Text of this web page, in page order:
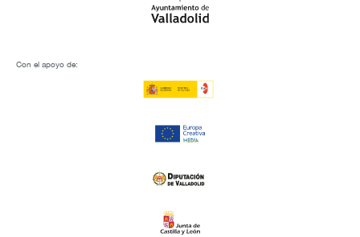
Con el apoyo de: